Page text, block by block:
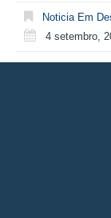
Noticia Em
4 setembro,